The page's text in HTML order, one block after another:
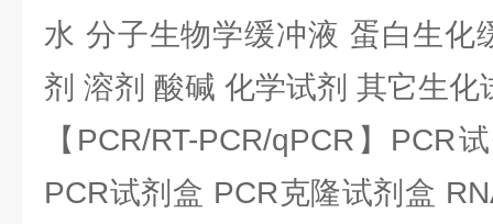
水 分子生物学缓冲液 蛋白生化
剂 溶剂 酸碱 化学试剂 其它生化
【PCR/RT-PCR/qPCR】PCR
PCR试剂盒 PCR克隆试剂盒